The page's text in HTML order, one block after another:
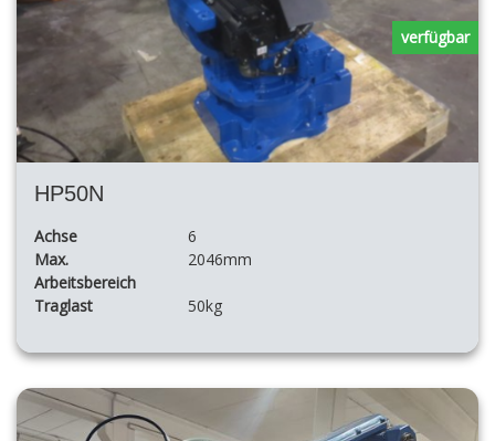
HP50N
Achse
6
Max.
Arbeitsbereich
2046mm
Traglast 50kg
verfügbar